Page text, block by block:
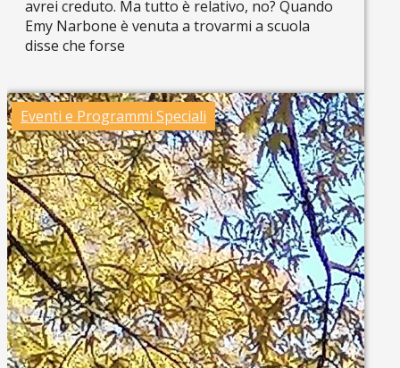
avrei creduto. Ma tutto è relativo, no? Quando
Emy Narbone è venuta a trovarmi a scuola
disse che forse
Eventi e Programmi Speciali